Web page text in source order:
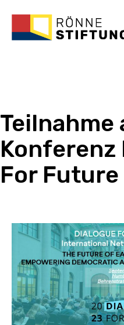
springen
Teilnahme
Konferenz
For